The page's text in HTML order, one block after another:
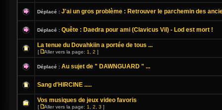
Déplacé : J'ai un gros problème : Retrouver le parchemin des
Déplacé : Quête : Daedra pour ami (Clavicus Vil) - Lod est mort !
La tenue du Dovahkiin a portée de tous ...
[ Aller vers la page: 1 2 ]
Déplacé : Au sujet de " DAWNGUARD " ...
Sang d'HIRCINE .....
Vos musiques de jeux video favoris
[ Aller vers la page: 1 2 3 ]